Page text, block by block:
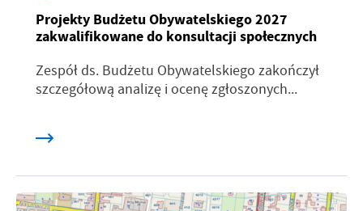
Projekty Budżetu Obywatelskiego 2027
zakwalifikowane do konsultacji społecznych
Zespół ds. Budżetu Obywatelskiego zakończył
szczegółową analizę i ocenę zgłoszonych...